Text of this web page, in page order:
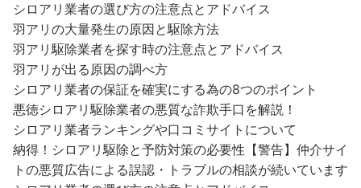
シロアリ業者の選び方の注意点とアドバイス
羽アリの大量発生の原因と駆除方法
羽アリ駆除業者を探す時の注意点とアドバイス
羽アリが出る原因の調べ方
シロアリ業者の保証を確実にする為の8つのポイント
悪徳シロアリ駆除業者の悪質な詐欺手口を解説！
シロアリ業者ランキングや口コミサイトについて
納得！シロアリ駆除と予防対策の必要性 【警告】仲介サイ
トの悪質広告による誤認・トラブルの相談が続いています